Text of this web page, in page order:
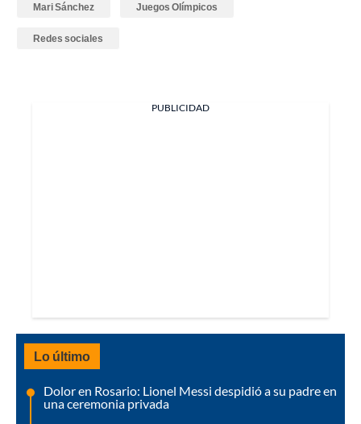
Mari Sánchez Juegos Olímpicos
Redes sociales
PUBLICIDAD
Lo último
Dolor en Rosario: Lionel Messi despidió a su padre en
una ceremonia privada